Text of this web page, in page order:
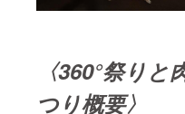
〈360°祭りと
つり概要〉